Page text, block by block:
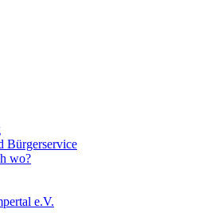
Bürgerservice
wo?
e.V.